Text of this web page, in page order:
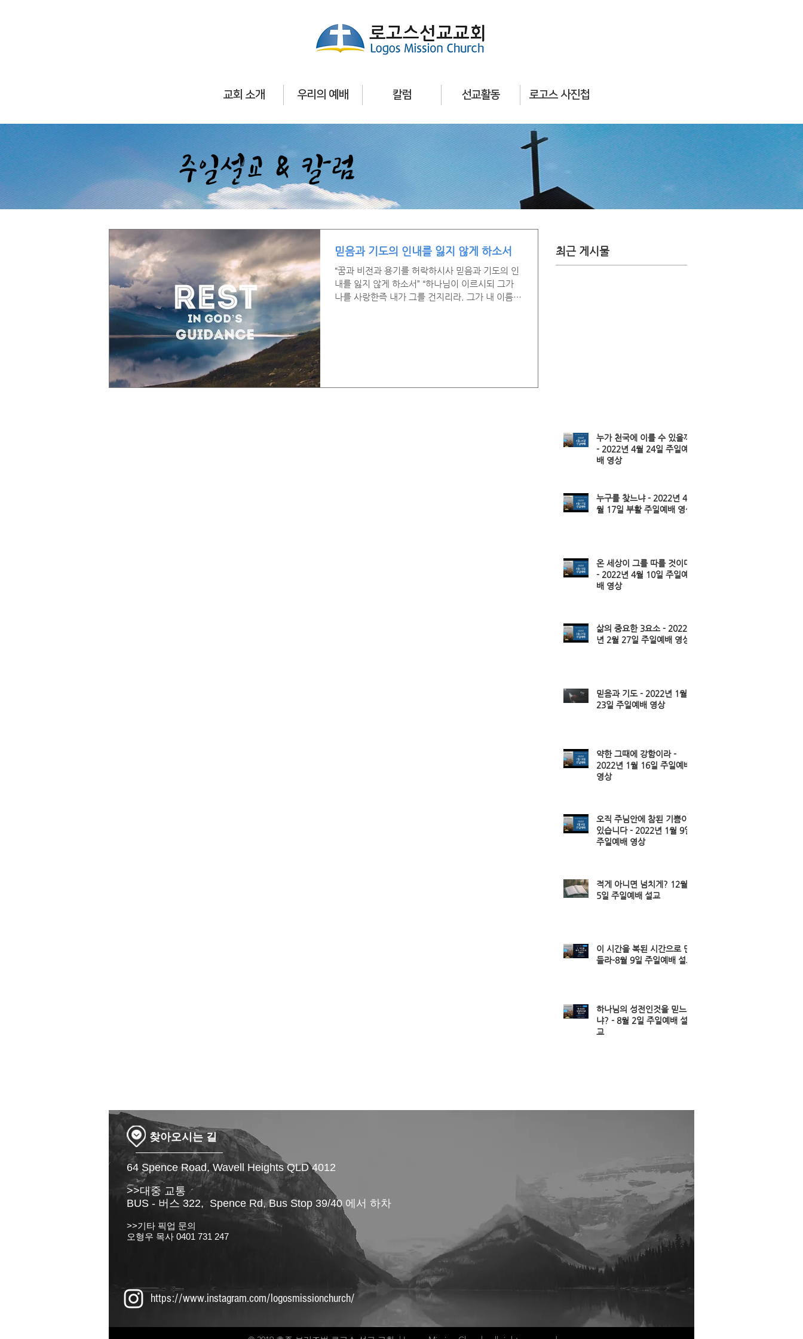
교회 소개 우리의 예배 칼럼 선교활동 로고스 사진첩
​주일설교 & 칼럼
믿음과 기도의 인내를 잃지 않게 하소서
“꿈과 비전과 용기를 허락하시사 믿음과 기도의 인
내를 잃지 않게 하소서” “하나님이 이르시되 그가
나를 사랑한즉 내가 그를 건지리라. 그가 내 이름을
최근 게시물
누가 천국에 이를 수 있을까
- 2022년 4월 24일 주일예
배 영상
누구를 찾느냐 - 2022년 4
월 17일 부활 주일예배 영상
온 세상이 그를 따를 것이다
- 2022년 4월 10일 주일예
배 영상
삶의 중요한 3요소 - 2022
년 2월 27일 주일예배 영상
믿음과 기도 - 2022년 1월
23일 주일예배 영상
약한 그때에 강함이라 -
2022년 1월 16일 주일예배
영상
오직 주님안에 참된 기쁨이
있습니다 - 2022년 1월 9일
주일예배 영상
적게 아니면 넘치게? 12월
5일 주일예배 설교
이 시간을 복된 시간으로 만
들라-8월 9일 주일예배 설교
하나님의 성전인것을 믿느
냐? - 8월 2일 주일예배 설
교
​찾아오시는 길
64 Spence Road, Wavell Heights QLD 4012
>>대중 교통
BUS - 버스 322, Spence Rd, Bus Stop 39/40 에서 하차
>>기타 픽업 문의
오형우 목사 0401 731 247
https://www.instagram.com/logosmissionchurch/